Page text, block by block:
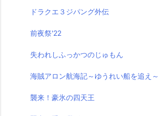
ドラクエ３ジパング外伝
前夜祭'22
失われしふっかつのじゅもん
海賊アロン航海記～ゆうれい船を追え～
襲来！豪氷の四天王